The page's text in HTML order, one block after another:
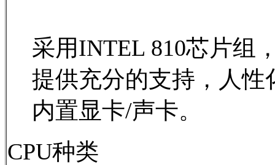
采用INTEL 810芯片组
提供充分的支持，人
内置显卡/声卡。
CPU种类